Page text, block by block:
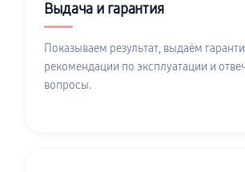
Выдача и гарантия
Показываем результат, выдаём
рекомендации по эксплуатации и
вопросы.